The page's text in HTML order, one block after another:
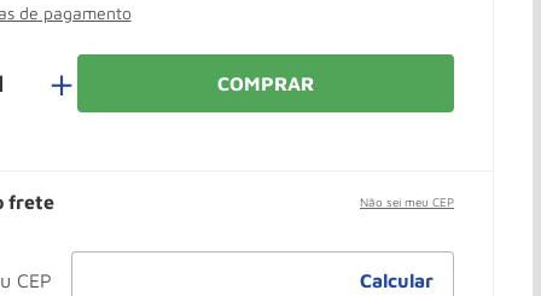
de pagamento
＋ COMPRAR
frete Não sei meu CEP